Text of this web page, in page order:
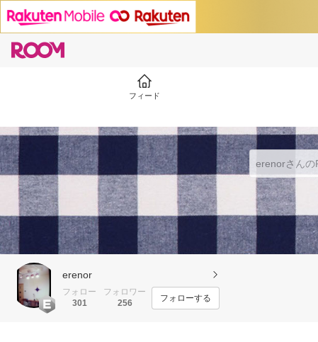
フィード
erenor
フォロー
301
フォロワー
256
フォローする